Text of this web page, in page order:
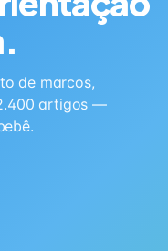
de marcos,
artigos —